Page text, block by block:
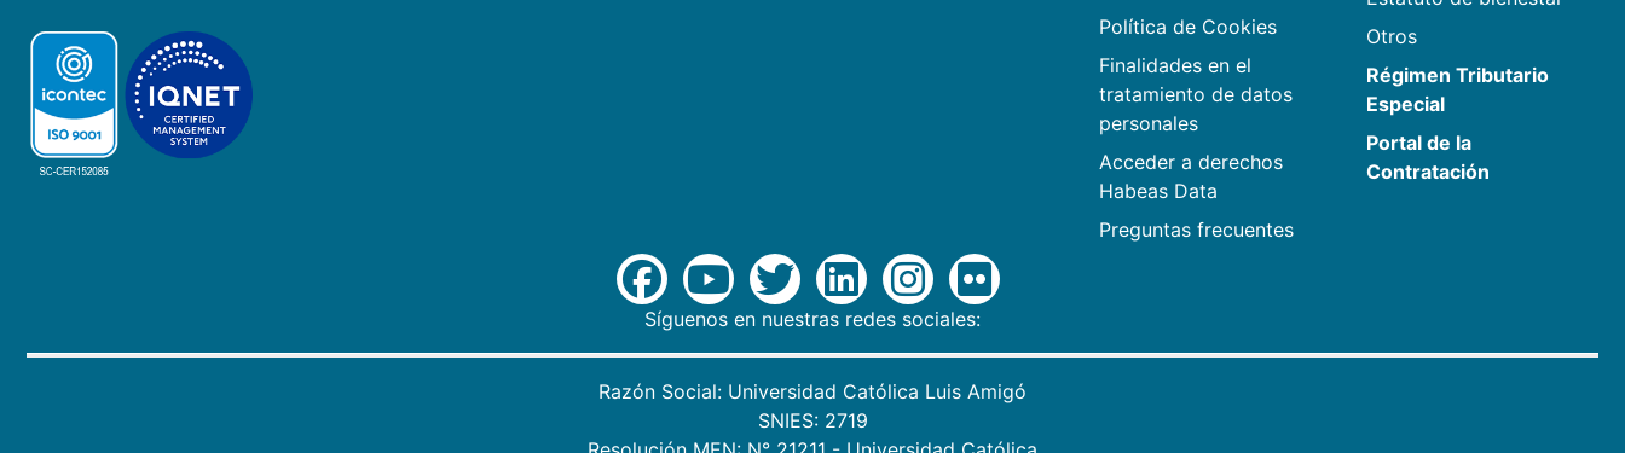
Política de Cookies
Finalidades en el
tratamiento de datos
personales
Acceder a derechos
Habeas Data
Preguntas frecuentes
Otros
Régimen Tributario
Especial
Portal de la
Contratación
Síguenos en nuestras redes sociales:
Razón Social: Universidad Católica Luis Amigó
SNIES: 2719